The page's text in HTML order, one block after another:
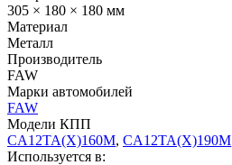
305 × 180 × 180 мм
Материал
Металл
Производитель
FAW
Марки автомобилей
FAW
Модели КПП
CA12TA(X)160M, CA12TA(X)190M
Используется в: